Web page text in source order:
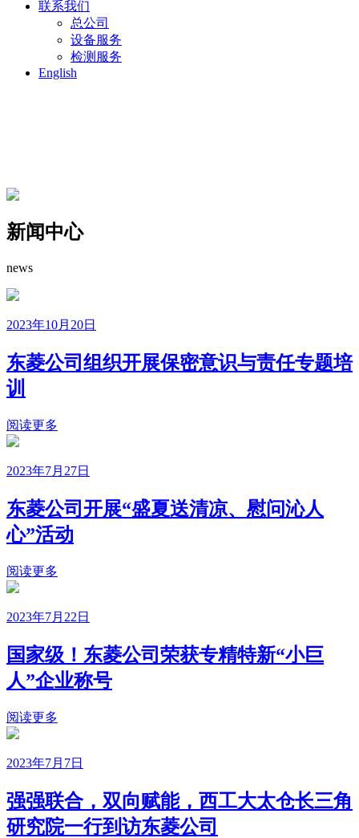
联系我们
总公司
设备服务
检测服务
English
新闻中心
news
2023年10月20日
东菱公司组织开展保密意识与责任专题培
训
阅读更多
2023年7月27日
东菱公司开展“盛夏送清凉、慰问沁人
心”活动
阅读更多
2023年7月22日
国家级！东菱公司荣获专精特新“小巨
人”企业称号
阅读更多
2023年7月7日
强强联合，双向赋能，西工大太仓长三角
研究院一行到访东菱公司